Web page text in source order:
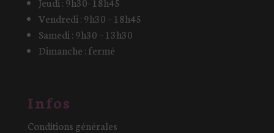
Vendredi : 9h30 – 18h45
Samedi : 9h30 – 13h30
Dimanche : fermé
Infos
Conditions générales